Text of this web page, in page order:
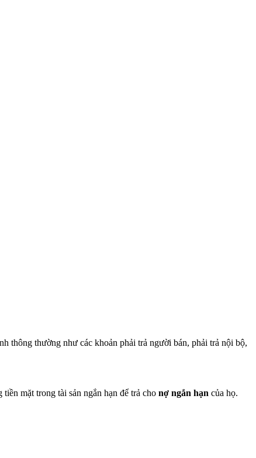
thông thường như các khoản phải trả người bán, phải trả nội bộ,
mặt trong tài sản ngắn hạn để trả cho nợ ngắn hạn của họ.